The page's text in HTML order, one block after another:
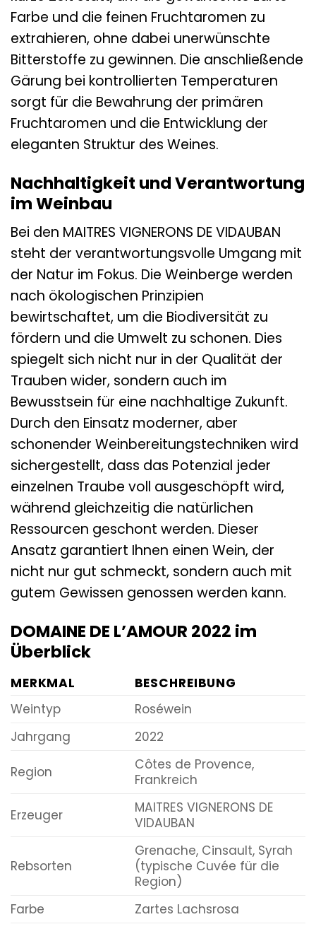
Farbe und die feinen Fruchtaromen zu
extrahieren, ohne dabei unerwünschte
Bitterstoffe zu gewinnen. Die anschließende
Gärung bei kontrollierten Temperaturen
sorgt für die Bewahrung der primären
Fruchtaromen und die Entwicklung der
eleganten Struktur des Weines.
Nachhaltigkeit und Verantwortung
im Weinbau
Bei den MAITRES VIGNERONS DE VIDAUBAN
steht der verantwortungsvolle Umgang mit
der Natur im Fokus. Die Weinberge werden
nach ökologischen Prinzipien
bewirtschaftet, um die Biodiversität zu
fördern und die Umwelt zu schonen. Dies
spiegelt sich nicht nur in der Qualität der
Trauben wider, sondern auch im
Bewusstsein für eine nachhaltige Zukunft.
Durch den Einsatz moderner, aber
schonender Weinbereitungstechniken wird
sichergestellt, dass das Potenzial jeder
einzelnen Traube voll ausgeschöpft wird,
während gleichzeitig die natürlichen
Ressourcen geschont werden. Dieser
Ansatz garantiert Ihnen einen Wein, der
nicht nur gut schmeckt, sondern auch mit
gutem Gewissen genossen werden kann.
DOMAINE DE L’AMOUR 2022 im
Überblick
MERKMAL
BESCHREIBUNG
Weintyp
Roséwein
Jahrgang
2022
Region
Côtes de Provence,
Frankreich
Erzeuger
MAITRES VIGNERONS DE
VIDAUBAN
Rebsorten
Grenache, Cinsault, Syrah
(typische Cuvée für die
Region)
Farbe
Zartes Lachsrosa